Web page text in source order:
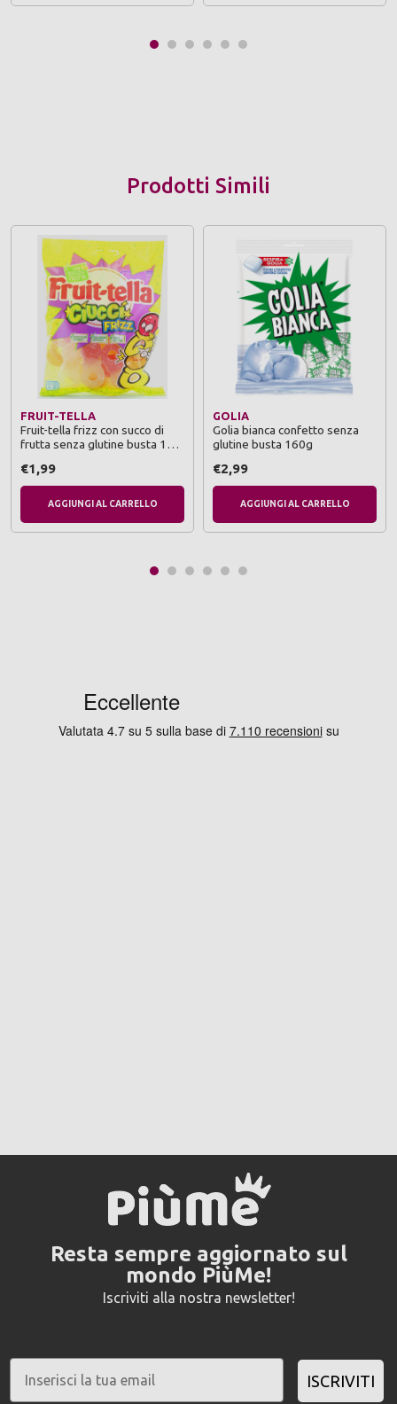
Prodotti Simili
FRUIT-TELLA
Fruit-tella frizz con succo di
frutta senza glutine busta 175
€1,99
AGGIUNGI AL CARRELLO
GOLIA
Golia bianca confetto senza
glutine busta 160g
€2,99
AGGIUNGI AL CARRELLO
Resta sempre aggiornato sul
mondo PiùMe!
Iscriviti alla nostra newsletter!
ISCRIVITI